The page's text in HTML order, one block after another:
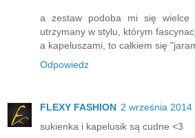
a zestaw podoba mi się
utrzymany w stylu, którym
a kapeluszami, to całkiem się
Odpowiedz
FLEXY FASHION 2 września 2014
sukienka i kapelusik są cudne <3